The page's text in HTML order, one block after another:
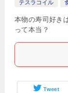
テスラコイル
本物の寿司好き
って本当？
Tweet